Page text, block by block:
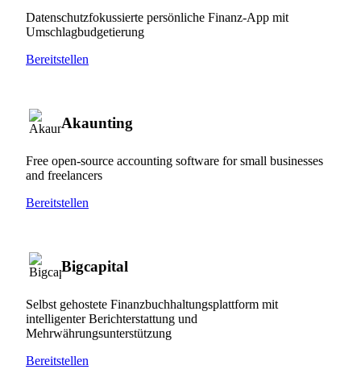
Datenschutzfokussierte persönliche Finanz-App mit
Umschlagbudgetierung
Bereitstellen
Akaunting
Free open-source accounting software for small businesses
and freelancers
Bereitstellen
Bigcapital
Selbst gehostete Finanzbuchhaltungsplattform mit
intelligenter Berichterstattung und
Mehrwährungsunterstützung
Bereitstellen